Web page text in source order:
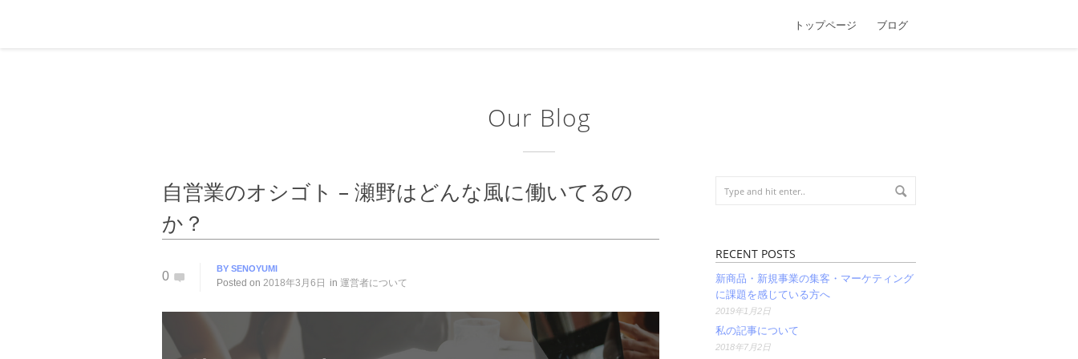
トップページ ブログ
Our Blog
自営業のオシゴト – 瀬野はどんな風に働いてるの
か？
0
BY SENOYUMI
Posted on 2018年3月6日 in 運営者について
RECENT POSTS
新商品・新規事業の集客・マーケティング
に課題を感じている方へ
2019年1月2日
私の記事について
2018年7月2日